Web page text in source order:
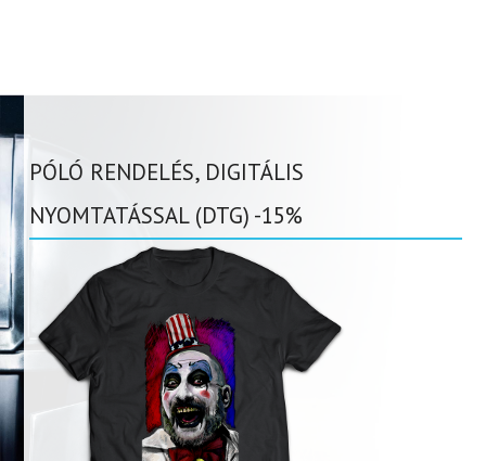
PÓLÓ RENDELÉS, DIGITÁLIS
NYOMTATÁSSAL (DTG) -15%